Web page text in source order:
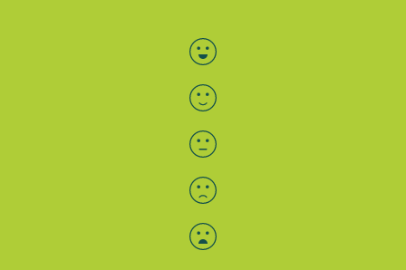
Bewertung auswählen